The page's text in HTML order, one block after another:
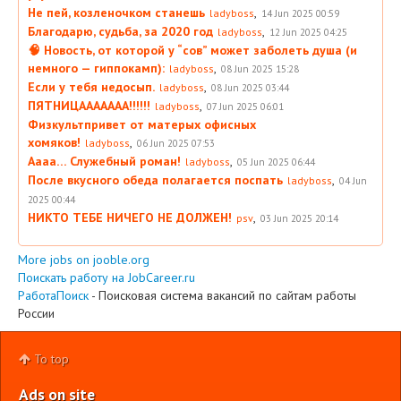
Не пей, козленочком станешь ladyboss 14 Jun 2025 00:59
Благодарю, судьба, за 2020 год ladyboss 12 Jun 2025 04:25
🧠 Новость, от которой у “сов” может заболеть душа (и
немного — гиппокамп): ladyboss 08 Jun 2025 15:28
Если у тебя недосып. ladyboss 08 Jun 2025 03:44
ПЯТНИЦААААААА!!!!!! ladyboss 07 Jun 2025 06:01
Физкультпривет от матерых офисных
хомяков! ladyboss 06 Jun 2025 07:53
Аааа… Служебный роман! ladyboss 05 Jun 2025 06:44
После вкусного обеда полагается поспать ladyboss
04 Jun
2025 00:44
НИКТО ТЕБЕ НИЧЕГО НЕ ДОЛЖЕН! psv 03 Jun 2025 20:14
More jobs on jooble.org
Поискать работу на JobCareer.ru
РаботаПоиск - Поисковая система вакансий по сайтам работы
России
To top
Ads on site